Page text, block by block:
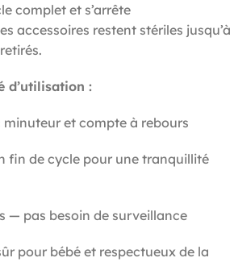
complet et s’arrête
accessoires restent stériles jusqu’à
d’utilisation :
minuteur et compte à rebours
fin de cycle pour une tranquillité
— pas besoin de surveillance
pour bébé et respectueux de la